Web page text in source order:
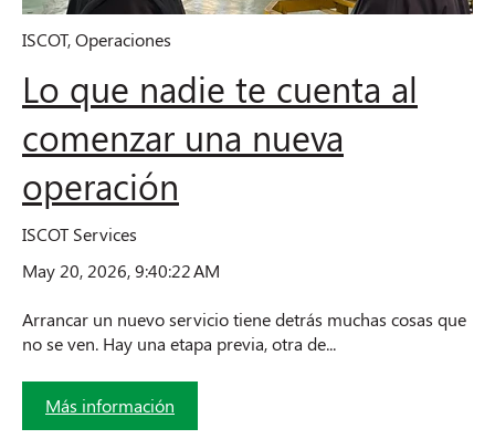
ISCOT,Operaciones
Lo que nadie te cuenta al
comenzar una nueva
operación
ISCOT Services
May 20, 2026, 9:40:22 AM
Arrancar un nuevo servicio tiene detrás muchas cosas que
no se ven. Hay una etapa previa, otra de...
Más información